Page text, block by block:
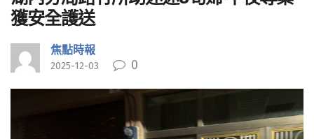
獲安全護送
焦點時報
2025-12-03 0